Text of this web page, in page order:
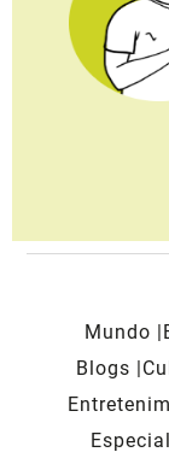
Mundo
Blogs